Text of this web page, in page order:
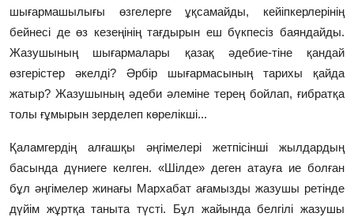
шығармашылығы өзгелерге ұқсамайды, кейіпкерлерінің
бейнесі де өз кезеңінің тағдырын еш бүкпесіз баяндайды.
Жазушының шығармалары қазақ әдебие-тіне қандай
өзгерістер әкелді? Әрбір шығармасының тарихы қайда
жатыр? Жазушының әдеби әлеміне терең бойлап, ғибратқа
толы ғұмырын зерделеп көрелікші...
Қаламгердің алғашқы әңгімелері жетпісінші жылдардың
басында дүниеге келген. «Шілде» деген атауға ие болған
бұл әңгімелер жинағы Мархабат ағамызды жазушы ретінде
дүйім жұртқа таныта түсті. Бұл жайында белгілі жазушы